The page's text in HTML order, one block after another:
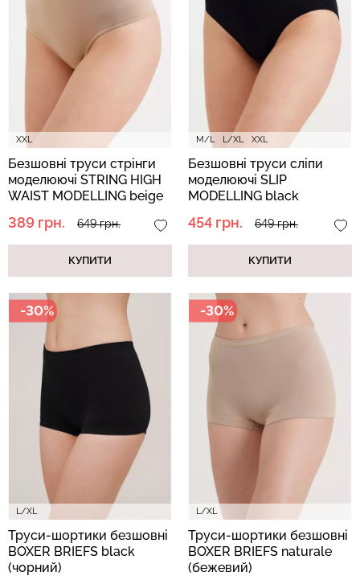
XXL
Безшовні труси стрінги
моделюючі STRING HIGH
WAIST MODELLING beige
389 грн. 649 грн.
КУПИТИ
M/L L/XL XXL
Безшовні труси сліпи
моделюючі SLIP
MODELLING black
454 грн. 649 грн.
КУПИТИ
L/XL
-30%
Труси-шортики безшовні
BOXER BRIEFS black
(чорний)
L/XL
-30%
Труси-шортики безшовні
BOXER BRIEFS naturale
(бежевий)
489 грн.
454 грн.